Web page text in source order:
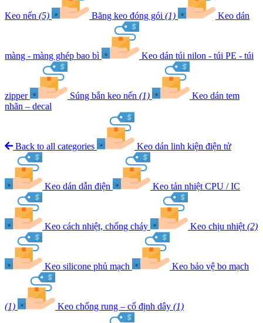
Keo nến (5) Băng keo đóng gói (1) Keo dán
màng - màng ghép bao bì Keo dán túi nilon - túi PE - túi
zipper Súng bắn keo nến (1)
Keo dán tem
nhãn – decal
Back to all categories Keo dán linh kiện điện tử
Keo dán dẫn điện Keo tản nhiệt CPU / IC
Keo cách nhiệt, chống cháy Keo chịu nhiệt (2)
Keo silicone phủ mạch Keo bảo vệ bo mạch
(1) Keo chống rung – cố định dây (1)